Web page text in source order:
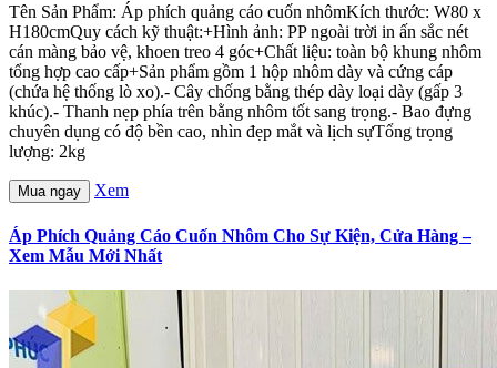
Tên Sản Phẩm: Áp phích quảng cáo cuốn nhômKích thước: W80 x
H180cmQuy cách kỹ thuật:+Hình ảnh: PP ngoài trời in ấn sắc nét
cán màng bảo vệ, khoen treo 4 góc+Chất liệu: toàn bộ khung nhôm
tổng hợp cao cấp+Sản phẩm gồm 1 hộp nhôm dày và cứng cáp
(chứa hệ thống lò xo).- Cây chống bằng thép dày loại dày (gấp 3
khúc).- Thanh nẹp phía trên bằng nhôm tốt sang trọng.- Bao đựng
chuyên dụng có độ bền cao, nhìn đẹp mắt và lịch sựTổng trọng
lượng: 2kg
Mua ngay Xem
Áp Phích Quảng Cáo Cuốn Nhôm Cho Sự Kiện, Cửa Hàng –
Xem Mẫu Mới Nhất